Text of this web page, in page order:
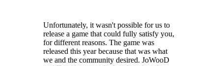
Unfortunately, it wasn't possible for us to
release a game that could fully satisfy you,
for different reasons. The game was
released this year because that was what
we and the community desired. JoWooD